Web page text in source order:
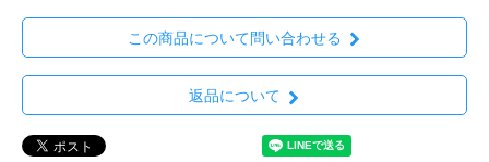
この商品について問い合わせる
返品について